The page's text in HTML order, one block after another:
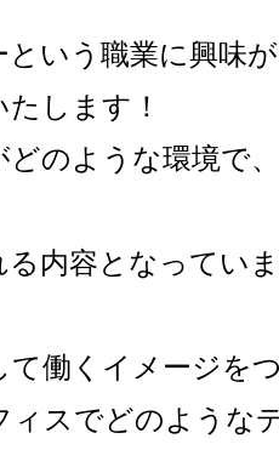
いう職業に興味
します！
どのような環境で
る内容となってい
て働くイメージを
ィスでどのような